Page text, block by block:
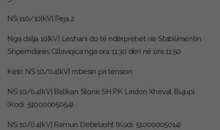
NS 110/10[kV] Peja 2
Nga dalja 10[kV] Leshani do të ndërprehet në Stabilimentin
Shpërndarës Gllaviqica nga ora 11:30 deri në ora 11:50
Këto NS 10/0.4[kV] mbesin pa tension:
NS 10/0.4[kV] Ballkan Stone SH.P.K Liridon Xhevat Bujupi
(Kodi: 51000005054)
NS 10/0.4[kV] Ramun Debelasht (Kodi: 51000005014)